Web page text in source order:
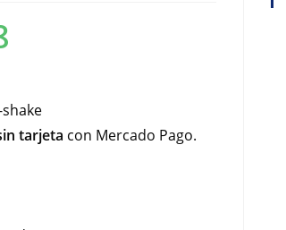
tarjeta con Mercado Pago.